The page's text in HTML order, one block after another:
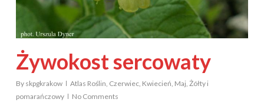
Żywokost sercowaty
By skpgkrakow Atlas Roślin Czerwiec, Kwiecień Maj Żółty i
pomarańczowy
No Comments